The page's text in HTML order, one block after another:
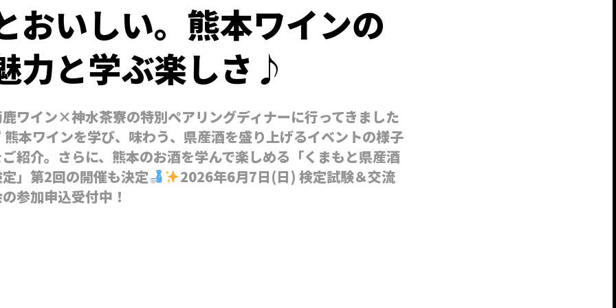
おいしい。熊本ワインの
力と学ぶ楽しさ♪
ワイン×神水茶寮の特別ペアリングディナーに行ってきました
熊本ワインを学び、味わう、県産酒を盛り上げるイベントの様子
紹介。さらに、熊本のお酒を学んで楽しめる「くまもと県産酒
」第2回の開催も決定
2026年6月7日(日) 検定試験＆交流
参加申込受付中！